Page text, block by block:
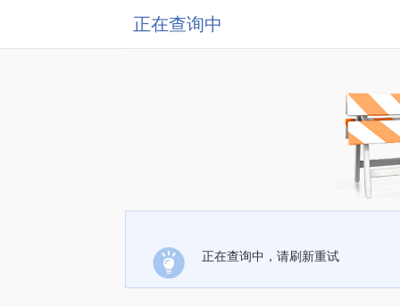
正在查询中
正在查询中，请刷新重试